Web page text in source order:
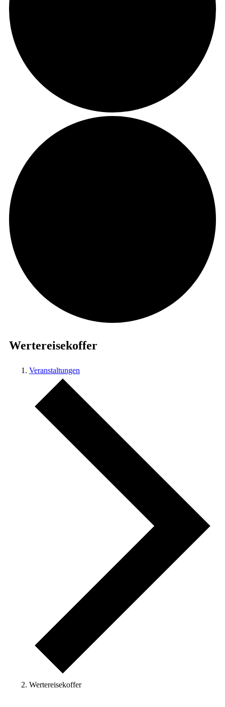
Wertereisekoffer
Veranstaltungen
Wertereisekoffer